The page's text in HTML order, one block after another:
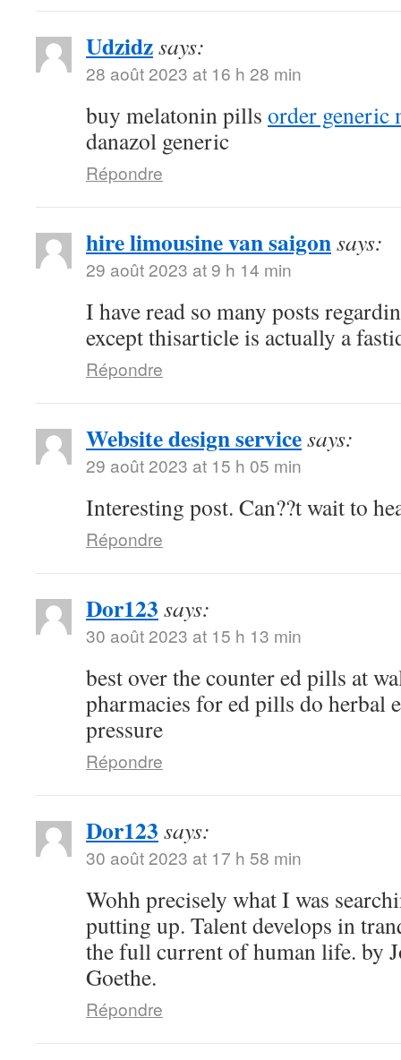
Udzidzsays:
28 août 2023 at 16 h 28 min
buy melatonin pills order generic
danazol generic
Répondre
hire limousine van saigonsays:
29 août 2023 at 9 h 14 min
I have read so many posts
except thisarticle is actually a
Répondre
Website design servicesays:
29 août 2023 at 15 h 05 min
Interesting post. Can??t wait to
Répondre
Dor123 says:
30 août 2023 at 15 h 13 min
best over the counter ed pills at
pharmacies for ed pills do herbal
pressure
Répondre
Dor123 says:
30 août 2023 at 17 h 58 min
Wohh precisely what I was
putting up. Talent develops in
the full current of human life. by
Goethe.
Répondre